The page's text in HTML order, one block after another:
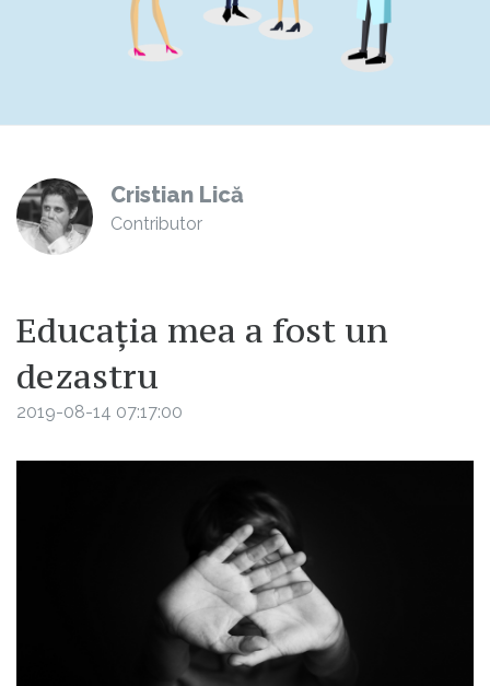
Cristian Lică
Contributor
Educația mea a fost un
dezastru
2019-08-14 07:17:00